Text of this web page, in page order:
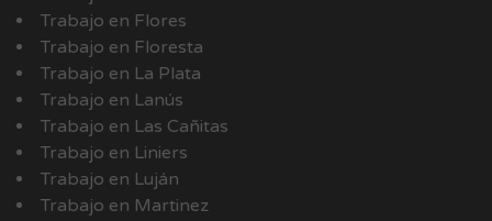
Trabajo en Flores
Trabajo en Floresta
Trabajo en La Plata
Trabajo en Lanús
Trabajo en Las Cañitas
Trabajo en Liniers
Trabajo en Luján
Trabajo en Martinez